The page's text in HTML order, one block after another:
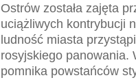
Ostrów została zajęta
uciążliwych kontrybucji
ludność miasta
rosyjskiego panowania.
pomnika powstańców